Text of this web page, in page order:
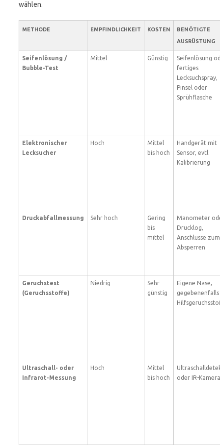
wählen.
METHODE EMPFINDLICHKEIT KOSTEN
BENÖTIGTE
AUSRÜSTUNG
Seifenlösung /
Bubble-Test
Mittel Günstig
Seifenlösung
fertiges
Lecksuchspray,
Pinsel oder
Sprühflasche
Elektronischer
Lecksucher
Hoch
Mittel
bis hoch
Handgerät mit
Sensor, evtl.
Kalibrierung
Druckabfallmessung Sehr hoch
Gering
bis
mittel
Manometer
Drucklog,
Anschlüsse zum
Absperren
Geruchstest
(Geruchsstoffe)
Niedrig
Sehr
günstig
Eigene Nase,
gegebenenfalls
Ultraschall- oder
Infrarot-Messung
Hoch
Mittel
bis hoch
oder IR-Kamera